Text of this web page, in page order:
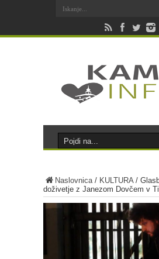
Naslovnica/ KULTURA/
doživetje z Janezom Dovčem v